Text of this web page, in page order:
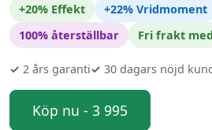
+20% Effekt +22% Vridmoment
100% återställbar
Fri frakt
✓ 2 års garanti✓ 30 dagars nöjd
Köp nu - 3 995